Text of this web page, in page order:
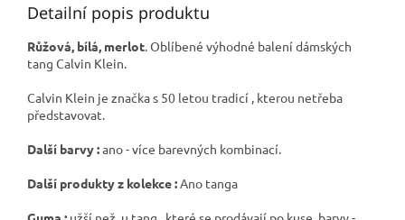
Detailní popis produktu
Růžová, bílá, merlot. Oblíbené výhodné balení dámských
tang Calvin Klein.
Calvin Klein je značka s 50 letou tradicí , kterou netřeba
představovat.
Další barvy :ano - více barevných kombinací.
Další produkty z kolekce :Ano tanga